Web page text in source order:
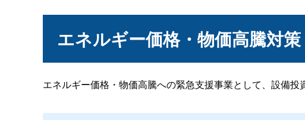
エネルギー価格・物価高騰対
エネルギー価格・物価高騰への緊急支援事業として、設備